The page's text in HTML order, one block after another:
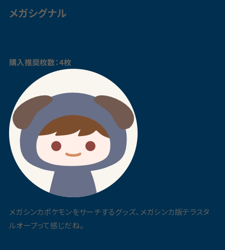
メガシグナル
購入推奨枚数：4枚
メガシンカポケモンをサーチするグッズ、メガシンカ版テラスタ
ルオーブって感じだね。